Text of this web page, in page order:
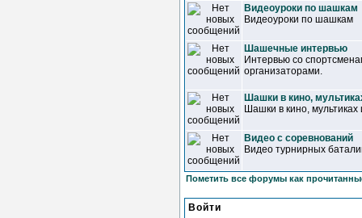
Видеоуроки по шашкам
Видеоуроки по шашкам
Шашечные интервью
Интервью со
организаторами.
Шашки в кино,
Шашки в кино, мультиках
Видео с соревнований
Видео турнирных
Пометить все форумы как
Войти